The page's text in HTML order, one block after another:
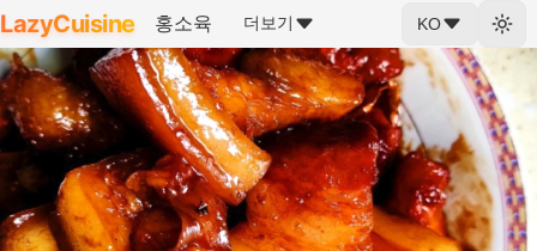
LazyCuisine 홍소육 더보기 KO